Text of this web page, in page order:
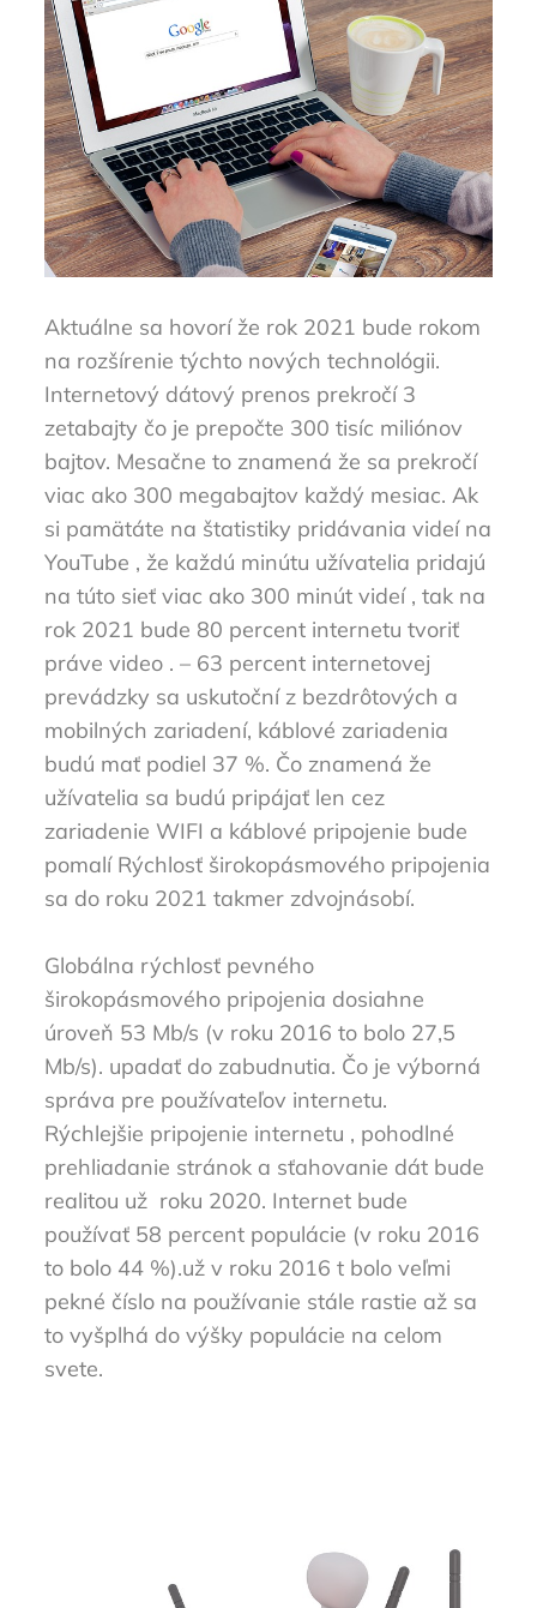
Aktuálne sa hovorí že rok 2021 bude rokom
na rozšírenie týchto nových technológii.
Internetový dátový prenos prekročí 3
zetabajty čo je prepočte 300 tisíc miliónov
bajtov. Mesačne to znamená že sa prekročí
viac ako 300 megabajtov každý mesiac. Ak
si pamätáte na štatistiky pridávania videí na
YouTube , že každú minútu užívatelia pridajú
na túto sieť viac ako 300 minút videí , tak na
rok 2021 bude 80 percent internetu tvoriť
práve video . – 63 percent internetovej
prevádzky sa uskutoční z bezdrôtových a
mobilných zariadení, káblové zariadenia
budú mať podiel 37 %. Čo znamená že
užívatelia sa budú pripájať len cez
zariadenie WIFI a káblové pripojenie bude
pomalí Rýchlosť širokopásmového pripojenia
sa do roku 2021 takmer zdvojnásobí.
Globálna rýchlosť pevného
širokopásmového pripojenia dosiahne
úroveň 53 Mb/s (v roku 2016 to bolo 27,5
Mb/s). upadať do zabudnutia. Čo je výborná
správa pre používateľov internetu.
Rýchlejšie pripojenie internetu , pohodlné
prehliadanie stránok a sťahovanie dát bude
realitou už roku 2020. Internet bude
používať 58 percent populácie (v roku 2016
to bolo 44 %).už v roku 2016 t bolo veľmi
pekné číslo na používanie stále rastie až sa
to vyšplhá do výšky populácie na celom
svete.